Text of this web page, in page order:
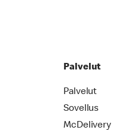
Palvelut
Palvelut
Sovellus
McDelivery